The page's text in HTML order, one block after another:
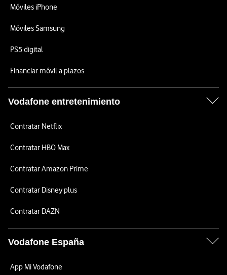
Móviles iPhone
Móviles Samsung
PS5 digital
Financiar móvil a plazos
Vodafone entretenimiento
Contratar Netflix
Contratar HBO Max
Contratar Amazon Prime
Contratar Disney plus
Contratar DAZN
Vodafone España
App Mi Vodafone